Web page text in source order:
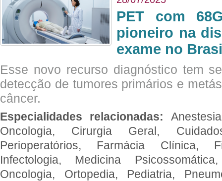
PET com
pioneiro na
exame no
Esse novo recurso diagnóstico tem
detecção de tumores primários e
câncer.
Especialidades relacionadas:
Oncologia, Cirurgia Geral,
Perioperatórios, Farmácia Clínica,
Infectologia, Medicina
Oncologia, Ortopedia, Pediatria,